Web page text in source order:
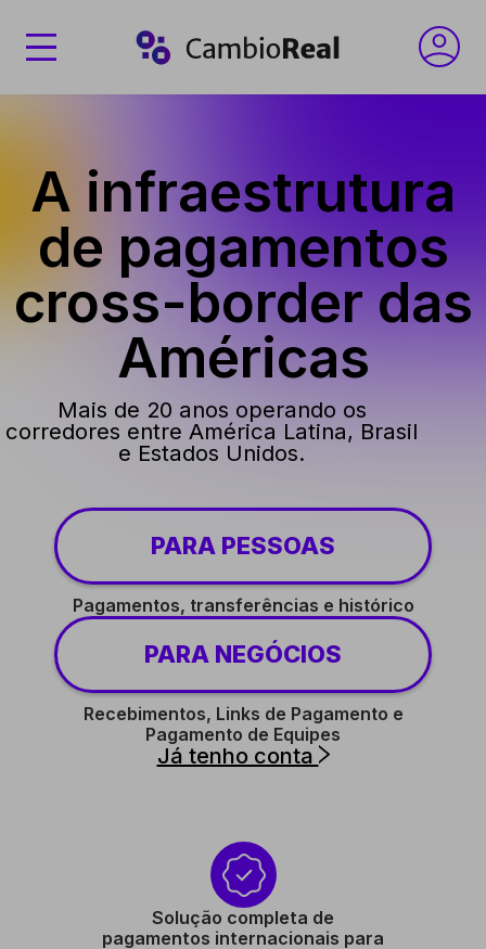
A infraestrutura
de pagamentos
cross-border das
Américas
Mais de 20 anos operando os
corredores entre América Latina, Brasil
e Estados Unidos.
PARA PESSOAS
Pagamentos, transferências e histórico
PARA NEGÓCIOS
Recebimentos, Links de Pagamento e
Pagamento de Equipes
Já tenho conta
Solução completa de
pagamentos internacionais para